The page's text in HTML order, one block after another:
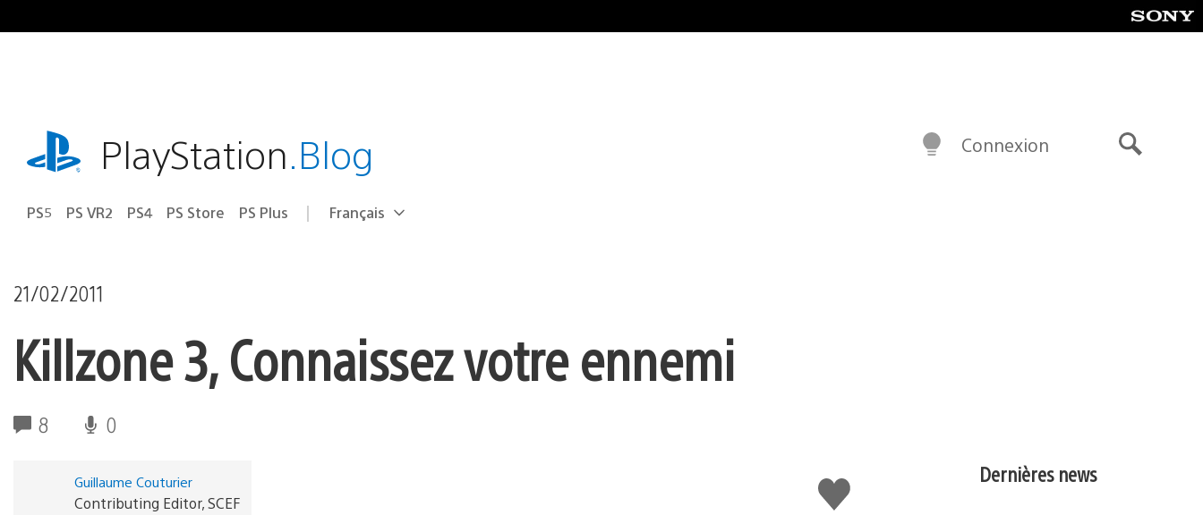
au
playstation.comPlayStation.Blog
PS5 PS VR2 PS4 PS Store PS Plus Choisir
Région
Français
Connexion
21/02/2011
Killzone 3, Connaissez votre ennemi
8 0
J'aime
Guillaume Couturier
Contributing Editor, SCEF
Dernières news